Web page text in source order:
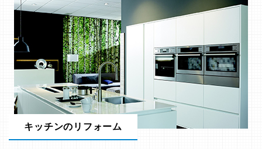
キッチンのリフォーム